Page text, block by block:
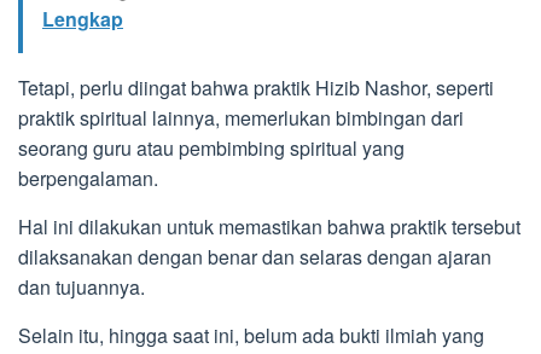
Lengkap
Tetapi, perlu diingat bahwa praktik Hizib Nashor, seperti
praktik spiritual lainnya, memerlukan bimbingan dari
seorang guru atau pembimbing spiritual yang
berpengalaman.
Hal ini dilakukan untuk memastikan bahwa praktik tersebut
dilaksanakan dengan benar dan selaras dengan ajaran
dan tujuannya.
Selain itu, hingga saat ini, belum ada bukti ilmiah yang